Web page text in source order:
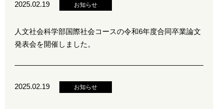
2025.02.19 お知らせ
人文社会科学部国際社会コースの令和6年度合同卒業論文
発表会を開催しました。
2025.02.19 お知らせ